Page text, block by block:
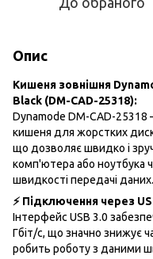
Опис
Кишеня зовнішня
Black (DM-CAD-25318):
Dynamode DM-CAD-25318
кишеня для жорстких
що дозволяє швидко і
комп'ютера або ноутбука
швидкості передачі даних.
⚡ Підключення через
Інтерфейс USB 3.0
Гбіт/с, що значно знижує
робить роботу з даними